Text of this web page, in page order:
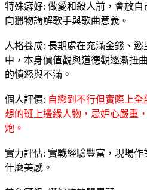
特殊癖好: 做愛和殺人前，會放
向獵物講解歌手與歌曲意義。
人格養成: 長期處在充滿金錢、
中，本身價值觀與道德觀逐漸扭
的憤怒與不滿。
個人評價: 自戀到不行但實際上
想的班上邊緣人物，忌妒心嚴重
炮。
實力評估: 實戰經驗豐富，現場
什麼美感。